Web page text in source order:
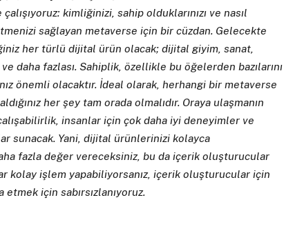
kimliğinizi, sahip olduklarınızı ve nasıl
sağlayan metaverse için bir cüzdan. Gelecekte
her türlü dijital ürün olacak; dijital giyim, sanat,
daha fazlası. Sahiplik, özellikle bu öğelerden bazılarını
önemli olacaktır. İdeal olarak, herhangi bir metaverse
her şey tam orada olmalıdır. Oraya ulaşmanın
insanlar için çok daha iyi deneyimler ve
sunacak. Yani, dijital ürünlerinizi kolayca
fazla değer vereceksiniz, bu da içerik oluşturucular
kolay işlem yapabiliyorsanız, içerik oluşturucular için
için sabırsızlanıyoruz.